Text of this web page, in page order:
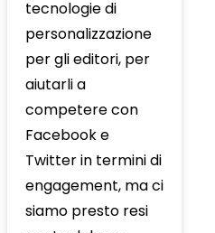
tecnologie di
personalizzazione
per gli editori, per
aiutarli a
competere con
Facebook e
Twitter in termini di
engagement, ma ci
siamo presto resi